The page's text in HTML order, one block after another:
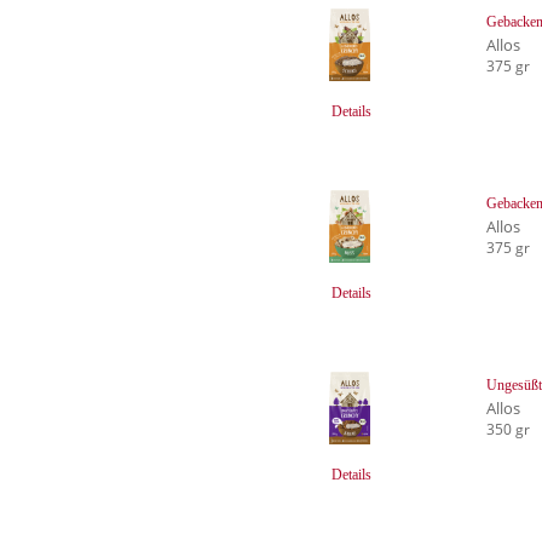
Details
Allos
375 gr
Details
Allos
375 gr
Details
Allos
350 gr